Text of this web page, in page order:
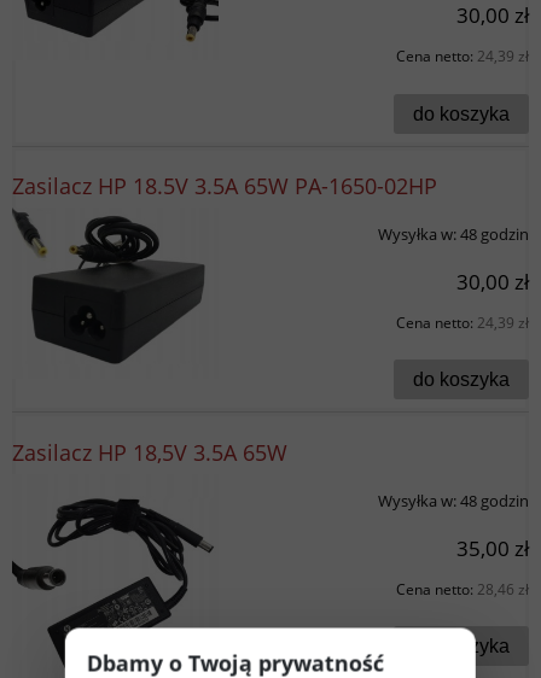
30,00 zł
Cena netto: 24,39 zł
do koszyka
Zasilacz HP 18.5V 3.5A 65W PA-1650-02HP
Wysyłka w:48 godzin
30,00 zł
Cena netto: 24,39 zł
do koszyka
Zasilacz HP 18,5V 3.5A 65W
Wysyłka w:48 godzin
35,00 zł
Cena netto: 28,46 zł
do koszyka
Dbamy o Twoją prywatność